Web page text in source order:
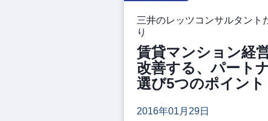
三井のレッツコンサルタント
り
賃貸マンション経
改善する、パート
選び5つのポイント
2016年01月29日